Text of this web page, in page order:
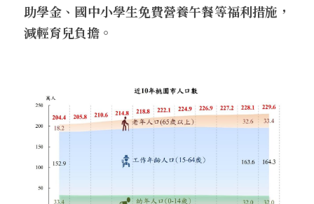
助學金、國中小學生免費營養午餐等福利措施，
減輕育兒負擔。